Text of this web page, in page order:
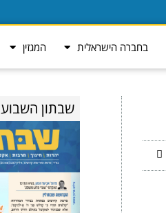
בחברה הישראלית המגזין
שבתון השבוע